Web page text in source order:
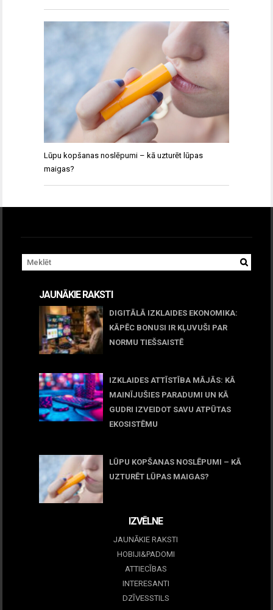
Lūpu kopšanas noslēpumi – kā uzturēt lūpas
maigas?
JAUNĀKIE RAKSTI
DIGITĀLĀ IZKLAIDES EKONOMIKA:
KĀPĒC BONUSI IR KĻUVUŠI PAR
NORMU TIEŠSAISTĒ
IZKLAIDES ATTĪSTĪBA MĀJĀS: KĀ
MAINĪJUŠIES PARADUMI UN KĀ
GUDRI IZVEIDOT SAVU ATPŪTAS
EKOSISTĒMU
LŪPU KOPŠANAS NOSLĒPUMI – KĀ
UZTURĒT LŪPAS MAIGAS?
IZVĒLNE
JAUNĀKIE RAKSTI
HOBIJI&PADOMI
ATTIECĪBAS
INTERESANTI
DZĪVESSTILS